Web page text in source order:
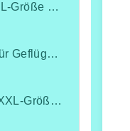
VIP A+ Hühnerstall in XXL-Größe für 15-20 Hühner-Isoliert(mit Heizung!+Kühlung!, Isolierung und Led-Beleuchtung) - Komplett montiert - Kostenlose Lieferung
Kunststoff-Hängetränke für Geflügel, Anschluss an Rohrleitung / Niederdruck bis 0,5 bar
VIP A Basic Hühnerstall XXL-Größe für 15-20 Hühner - Komplett montiert -Kostenlose Lieferung- Ohne Wärmedämmung,Heizung/Kühlung und Beleuchtung